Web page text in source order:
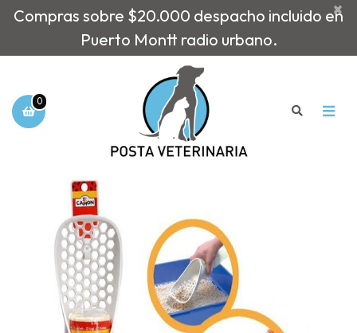
Compras sobre $20.000 despacho incluido en
Puerto Montt radio urbano.
×
0